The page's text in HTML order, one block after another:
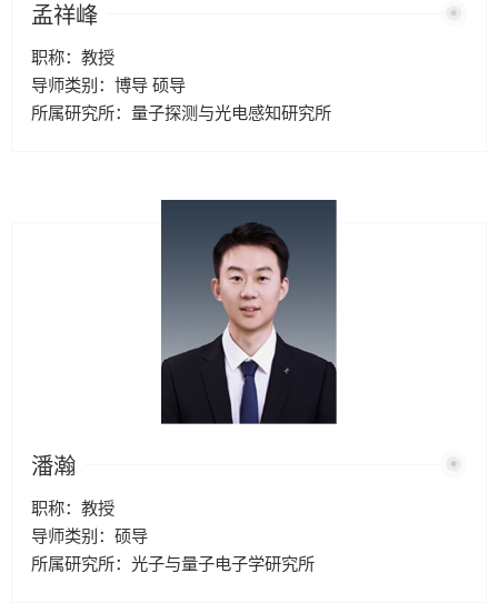
孟祥峰
职称：教授
导师类别：博导 硕导
所属研究所：量子探测与光电感知研究所
潘瀚
职称：教授
导师类别：硕导
所属研究所：光子与量子电子学研究所